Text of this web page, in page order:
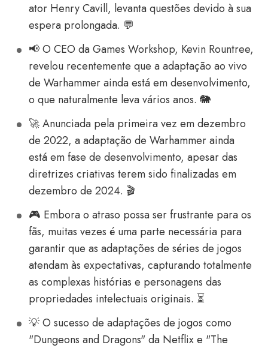
ator Henry Cavill, levanta questões devido à sua
espera prolongada. 💬
📢 O CEO da Games Workshop, Kevin Rountree,
revelou recentemente que a adaptação ao vivo
de Warhammer ainda está em desenvolvimento,
o que naturalmente leva vários anos. 🐘
🚀 Anunciada pela primeira vez em dezembro
de 2022, a adaptação de Warhammer ainda
está em fase de desenvolvimento, apesar das
diretrizes criativas terem sido finalizadas em
dezembro de 2024. 🎬
🎮 Embora o atraso possa ser frustrante para os
fãs, muitas vezes é uma parte necessária para
garantir que as adaptações de séries de jogos
atendam às expectativas, capturando totalmente
as complexas histórias e personagens das
propriedades intelectuais originais. ⏳
💡 O sucesso de adaptações de jogos como
"Dungeons and Dragons" da Netflix e "The